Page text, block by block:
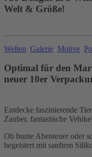
Welt & Größe!
Welten Galerie Motive
Optimal für den
neuer 10er
Entdecke faszinierende
Zauber, fantastische
Ob bunte Abenteuer oder
begeistert mit sanftem